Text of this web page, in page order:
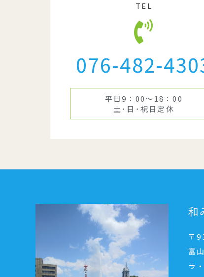
TEL
076-482-
平日9：00～18：00
土･日･祝日定休
和
〒
富
ラ